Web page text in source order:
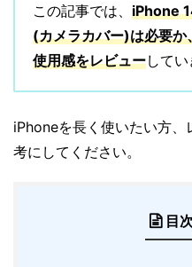
この記事では、 iPhone
(カメラカバー)は必要か
使用感をレビューしてい
iPhoneを長く使いたい方
考にしてください。
目次